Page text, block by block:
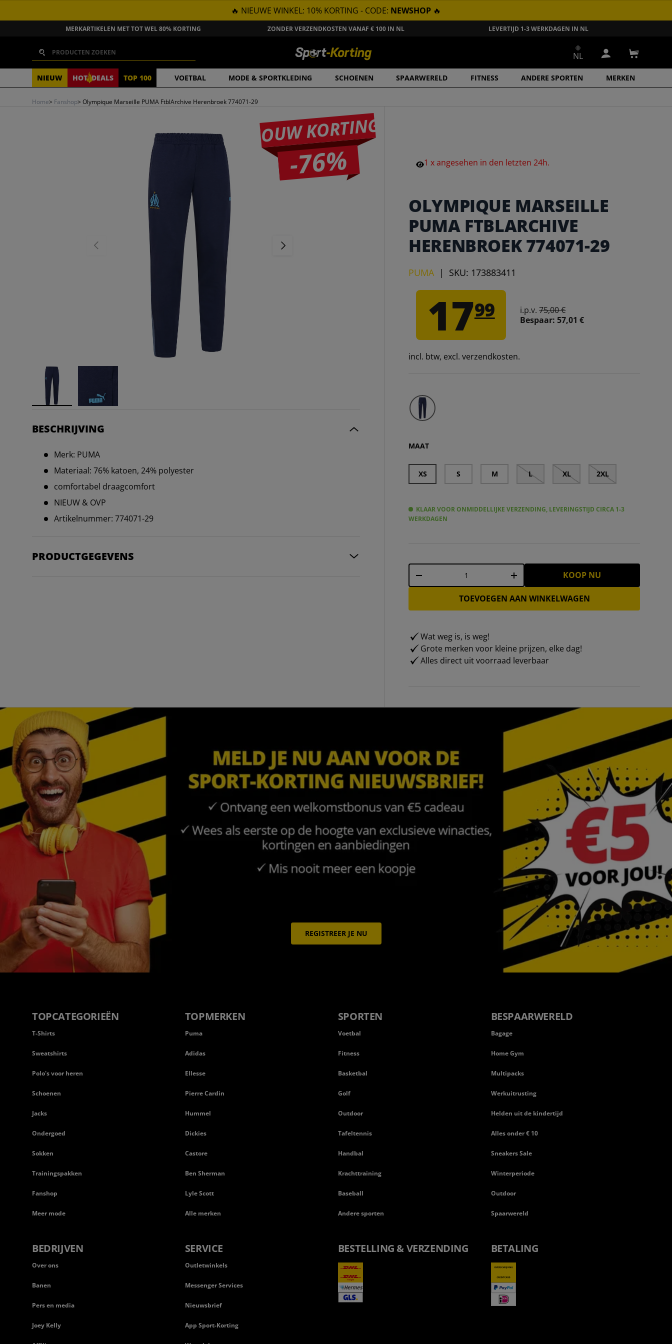
GA NAAR INHOUD
🔥 NIEUWE WINKEL: 10% KORTING - CODE: NEWSHOP 🔥
MERKARTIKELEN MET TOT WEL 80% KORTING ZONDER VERZENDKOSTEN VANAF € 100 IN NL LEVERTIJD 1-3 WERKDAGEN IN NL
NIEUW HOT DEALS TOP 100 VOETBAL MODE & SPORTKLEDING SCHOENEN SPAARWERELD FITNESS ANDERE SPORTEN MERKEN
Zoeken
NL Inloggen
Home> Fanshop> Olympique Marseille PUMA FtblArchive Herenbroek 774071-29
JOUW KORTING
-76%
VORIGE VOLGENDE
BESCHRIJVING
Merk: PUMA
Materiaal: 76% katoen, 24% polyester
comfortabel draagcomfort
NIEUW & OVP
Artikelnummer: 774071-29
PRODUCTGEGEVENS
1xangesehen in den letzten24h.
OLYMPIQUE MARSEILLE
PUMA FTBLARCHIVE
HERENBROEK 774071-29
PUMA | SKU: 173883411
1799 i.p.v.75,00 €
Bespaar:57,01 €
incl. btw, excl. verzendkosten.
MAAT
XS S M L XL 2XL
KLAAR VOOR ONMIDDELLIJKE VERZENDING, LEVERINGSTIJD CIRCA 1-3
WERKDAGEN
Aantal
- + KOOP NU
TOEVOEGEN AAN WINKELWAGEN
Wat weg is, is weg!
Grote merken voor kleine prijzen, elke dag!
Alles direct uit voorraad leverbaar
REGISTREER JE NU
TOPCATEGORIEËN
T-Shirts
Sweatshirts
Polo's voor heren
Schoenen
Jacks
Ondergoed
Sokken
Trainingspakken
Fanshop
Meer mode
TOPMERKEN
Puma
Adidas
Ellesse
Pierre Cardin
Hummel
Dickies
Castore
Ben Sherman
Lyle Scott
Alle merken
SPORTEN
Voetbal
Fitness
Basketbal
Golf
Outdoor
Tafeltennis
Handbal
Krachttraining
Baseball
Andere sporten
BESPAARWERELD
Bagage
Home Gym
Multipacks
Werkuitrusting
Helden uit de kindertijd
Alles onder € 10
Sneakers Sale
Winterperiode
Outdoor
Spaarwereld
BEDRIJVEN
Over ons
Banen
Pers en media
Joey Kelly
SERVICE
Outletwinkels
Messenger Services
Nieuwsbrief
App Sport-Korting
BESTELLING & VERZENDING BETALING